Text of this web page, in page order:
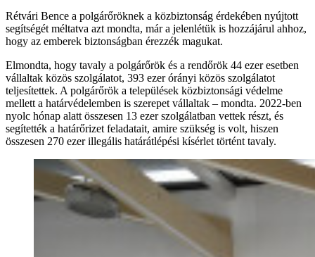
Rétvári Bence a polgárőröknek a közbiztonság érdekében nyújtott
segítségét méltatva azt mondta, már a jelenlétük is hozzájárul ahhoz,
hogy az emberek biztonságban érezzék magukat.
Elmondta, hogy tavaly a polgárőrök és a rendőrök 44 ezer esetben
vállaltak közös szolgálatot, 393 ezer órányi közös szolgálatot
teljesítettek. A polgárőrök a települések közbiztonsági védelme
mellett a határvédelemben is szerepet vállaltak – mondta. 2022-ben
nyolc hónap alatt összesen 13 ezer szolgálatban vettek részt, és
segítették a határőrizet feladatait, amire szükség is volt, hiszen
összesen 270 ezer illegális határátlépési kísérlet történt tavaly.